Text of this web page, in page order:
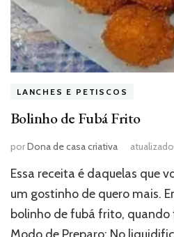
LANCHES E PETISCOS
Bolinho de Fubá Frito
porDona de casa criativa
Essa receita é daquelas que
um gostinho de quero mais.
bolinho de fubá frito, quando